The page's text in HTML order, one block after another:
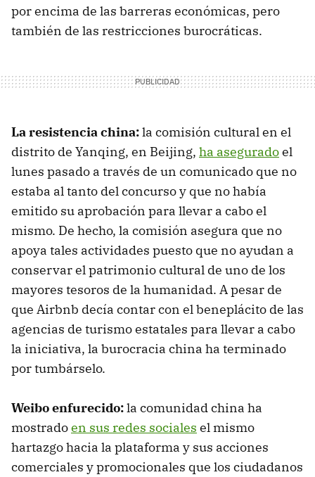
por encima de las barreras económicas, pero
también de las restricciones burocráticas.
La resistencia china:la comisión cultural en el
distrito de Yanqing, en Beijing, ha aseguradoel
lunes pasado a través de un comunicado que no
estaba al tanto del concurso y que no había
emitido su aprobación para llevar a cabo el
mismo. De hecho, la comisión asegura que no
apoya tales actividades puesto que no ayudan a
conservar el patrimonio cultural de uno de los
mayores tesoros de la humanidad. A pesar de
que Airbnb decía contar con el beneplácito de las
agencias de turismo estatales para llevar a cabo
la iniciativa, la burocracia china ha terminado
por tumbárselo.
Weibo enfurecido:la comunidad china ha
mostradoen sus redes sociales el mismo
hartazgo hacia la plataforma y sus acciones
comerciales y promocionales que los ciudadanos